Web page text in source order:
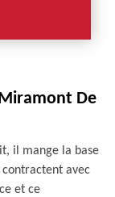
De
il mange la base
avec
et ce